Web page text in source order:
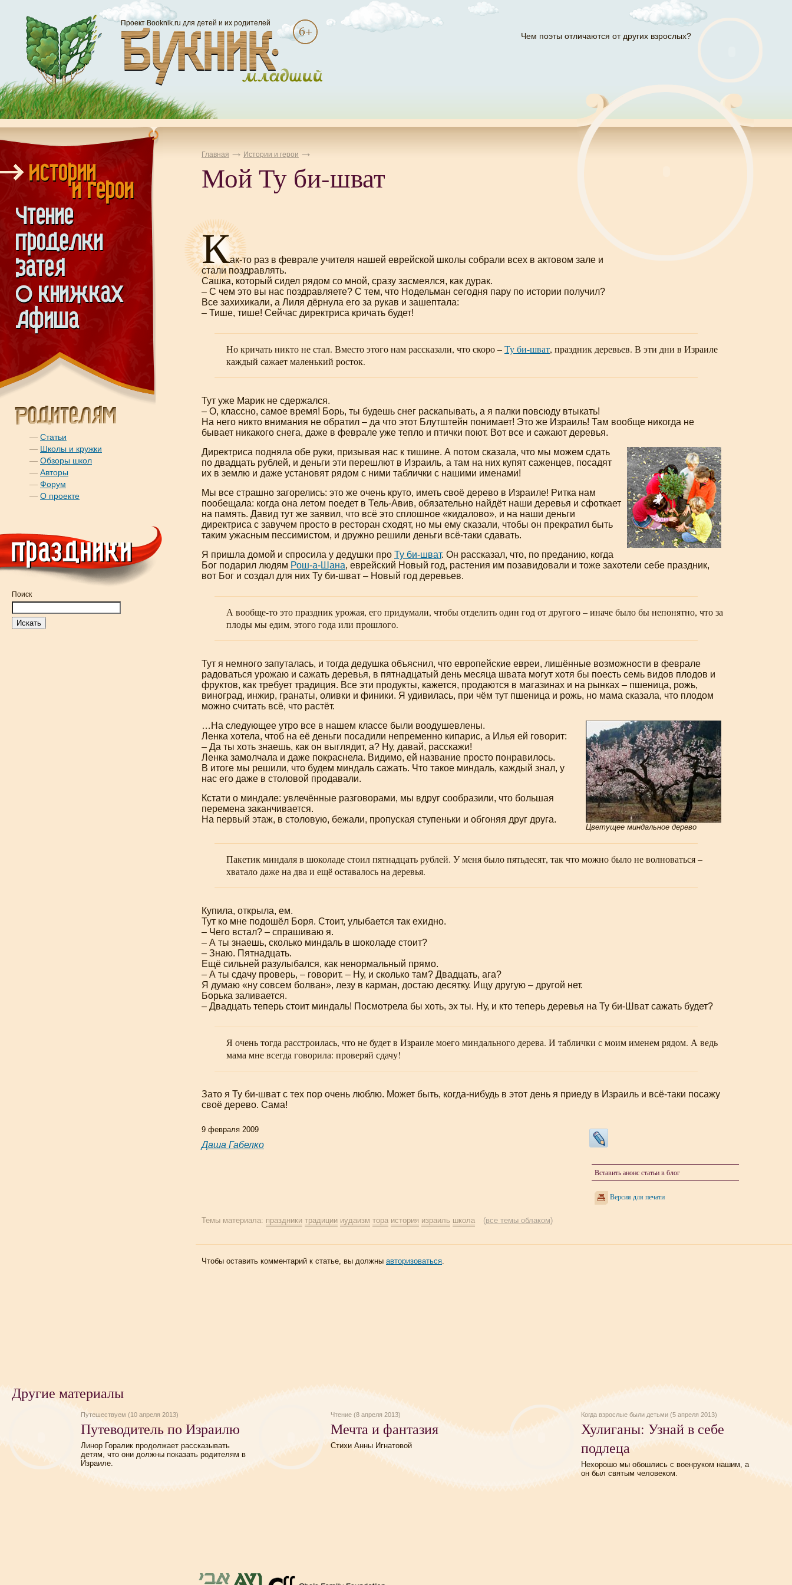
Проект Booknik.ru для детей и их родителей
Чем поэты отличаются от других взрослых?
— Статьи
— Школы и кружки
— Обзоры школ
— Авторы
— Форум
— О проекте
Поиск
Главная Истории и герои
Мой Ту би-шват
Как-то раз в феврале учителя нашей еврейской школы собрали всех в актовом зале и
стали поздравлять.
Сашка, который сидел рядом со мной, сразу засмеялся, как дурак.
– С чем это вы нас поздравляете? С тем, что Нодельман сегодня пару по истории получил?
Все захихикали, а Лиля дёрнула его за рукав и зашептала:
– Тише, тише! Сейчас директриса кричать будет!
Но кричать никто не стал. Вместо этого нам рассказали, что скоро –Туби-шват, праздник деревьев. В эти дни в Израиле
каждый сажает маленький росток.
Тут уже Марик не сдержался.
– О, классно, самое время! Борь, ты будешь снег раскапывать, а я палки повсюду втыкать!
На него никто внимания не обратил – да что этот Блутштейн понимает! Это же Израиль! Там вообще никогда не
бывает никакого снега, даже в феврале уже тепло и птички поют. Вот все и сажают деревья.
Директриса подняла обе руки, призывая нас к тишине. А потом сказала, что мы можем сдать
по двадцать рублей, и деньги эти перешлют в Израиль, а там на них купят саженцев, посадят
их в землю и даже установят рядом с ними таблички с нашими именами!
Мы все страшно загорелись: это же очень круто, иметь своё дерево в Израиле! Ритка нам
пообещала: когда она летом поедет в Тель-Авив, обязательно найдёт наши деревья и сфоткает
на память. Давид тут же заявил, что всё это сплошное «кидалово», и на наши деньги
директриса с завучем просто в ресторан сходят, но мы ему сказали, чтобы он прекратил быть
таким ужасным пессимистом, и дружно решили деньги всё-таки сдавать.
Я пришла домой и спросила у дедушки про Ту би-шват. Он рассказал, что, по преданию, когда
Бог подарил людям Рош-а-Шана, еврейский Новый год, растения им позавидовали и тоже захотели себе праздник,
вот Бог и создал для них Ту би-шват – Новый год деревьев.
А вообще-тоэто праздник урожая, его придумали, чтобы отделить один год от другого – иначе было бы непонятно, что за
плоды мы едим, этого года или прошлого.
Тут я немного запуталась, и тогда дедушка объяснил, что европейские евреи, лишённые возможности в феврале
радоваться урожаю и сажать деревья, в пятнадцатый день месяца швата могут хотя бы поесть семь видов плодов и
фруктов, как требует традиция. Все эти продукты, кажется, продаются в магазинах и на рынках – пшеница, рожь,
виноград, инжир, гранаты, оливки и финики. Я удивилась, при чём тут пшеница и рожь, но мама сказала, что плодом
можно считать всё, что растёт.
Цветущее миндальное дерево
…На следующее утро все в нашем классе были воодушевлены.
Ленка хотела, чтоб на её деньги посадили непременно кипарис, а Илья ей говорит:
– Да ты хоть знаешь, как он выглядит, а? Ну, давай, расскажи!
Ленка замолчала и даже покраснела. Видимо, ей название просто понравилось.
В итоге мы решили, что будем миндаль сажать. Что такое миндаль, каждый знал, у
нас его даже в столовой продавали.
Кстати о миндале: увлечённые разговорами, мы вдруг сообразили, что большая
перемена заканчивается.
На первый этаж, в столовую, бежали, пропуская ступеньки и обгоняя друг друга.
Пакетик миндаля в шоколаде стоил пятнадцать рублей. У меня было пятьдесят, так что можно было не волноваться –
хватало даже на два и ещё оставалось на деревья.
Купила, открыла, ем.
Тут ко мне подошёл Боря. Стоит, улыбается так ехидно.
– Чего встал? – спрашиваю я.
– А ты знаешь, сколько миндаль в шоколаде стоит?
– Знаю. Пятнадцать.
Ещё сильней разулыбался, как ненормальный прямо.
– А ты сдачу проверь, – говорит. – Ну, и сколько там? Двадцать, ага?
Я думаю «ну совсем болван», лезу в карман, достаю десятку. Ищу другую – другой нет.
Борька заливается.
– Двадцать теперь стоит миндаль! Посмотрела бы хоть, эх ты. Ну, и кто теперь деревья на Ту би-Шват сажать будет?
Я очень тогда расстроилась, что не будет в Израиле моего миндального дерева. И таблички с моим именем рядом. А ведь
мама мне всегда говорила: проверяй сдачу!
Зато я Ту би-шват с тех пор очень люблю. Может быть, когда-нибудь в этот день я приеду в Израиль и всё-таки посажу
своё дерево. Сама!
Вставить анонс статьи в блог
Версия для печати
9 февраля 2009
Даша Габелко
Темы материала: праздники традиции иудаизм тора история израиль школа (все темы облаком)
Чтобы оставить комментарий к статье, вы должны авторизоваться.
Другие материалы
Путешествуем (10 апреля 2013)
Путеводитель по Израилю
Линор Горалик продолжает рассказывать
детям, что они должны показать родителям в
Израиле.
Чтение (8 апреля 2013)
Мечта и фантазия
Стихи Анны Игнатовой
Когда взрослые были детьми (5 апреля 2013)
Хулиганы: Узнай в себе
подлеца
Нехорошо мы обошлись с военруком нашим, а
он был святым человеком.